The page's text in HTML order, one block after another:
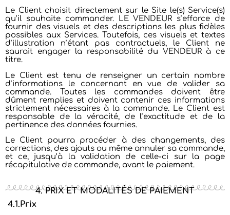
Le Client choisit directement sur le Site le(s) Service(s)
qu’il souhaite commander. LE VENDEUR s’efforce de
fournir des visuels et des descriptions les plus fidèles
possibles aux Services. Toutefois, ces visuels et textes
d’illustration n’étant pas contractuels, le Client ne
saurait engager la responsabilité du VENDEUR à ce
titre.
Le Client est tenu de renseigner un certain nombre
d’informations le concernant en vue de valider sa
commande. Toutes les commandes doivent être
dûment remplies et doivent contenir ces informations
strictement nécessaires à la commande. Le Client est
responsable de la véracité, de l’exactitude et de la
pertinence des données fournies.
Le Client pourra procéder à des changements, des
corrections, des ajouts ou même annuler sa commande,
et ce, jusqu’à la validation de celle-ci sur la page
récapitulative de commande, avant le paiement.
4. PRIX ET MODALITÉS DE PAIEMENT
4.1.Prix